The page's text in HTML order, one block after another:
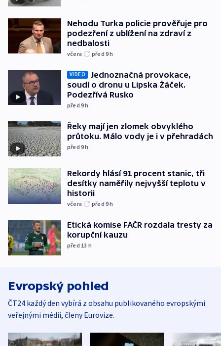
Nehodu Turka policie prověřuje pro
podezření z ublížení na zdraví z
nedbalosti
včera před 9h
VIDEO
Jednoznačná provokace,
soudí o dronu u Lipska Žáček.
Podezřívá Rusko
před 9h
Řeky mají jen zlomek obvyklého
průtoku. Málo vody je i v přehradách
před 9h
Rekordy hlásí 91 procent stanic, tři
desítky naměřily nejvyšší teplotu v
historii
včera před 9h
Etická komise FAČR rozdala tresty za
korupční kauzu
před 13 h
Evropský pohled
ČT24 každý den vybírá z obsahu publikovaného evropskými
veřejnými médii, členy Eurovize.